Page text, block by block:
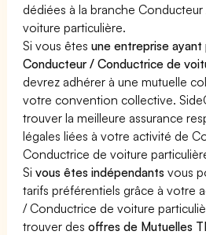
dédiées à la branche
voiture particulière.
Si vous êtesune entreprise
Conducteur / Conductrice de
devrez adhérer à une mutuelle
votre convention collective.
trouver la meilleure assurance
légales liées à votre activité de
Conductrice de voiture
Sivous êtes indépendants vous
tarifs préférentiels grâce à votre
/ Conductrice de voiture
trouver desoffres de Mutuelles